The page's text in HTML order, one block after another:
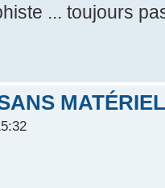
... toujours